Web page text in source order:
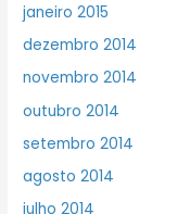
janeiro 2015
dezembro 2014
novembro 2014
outubro 2014
setembro 2014
agosto 2014
julho 2014